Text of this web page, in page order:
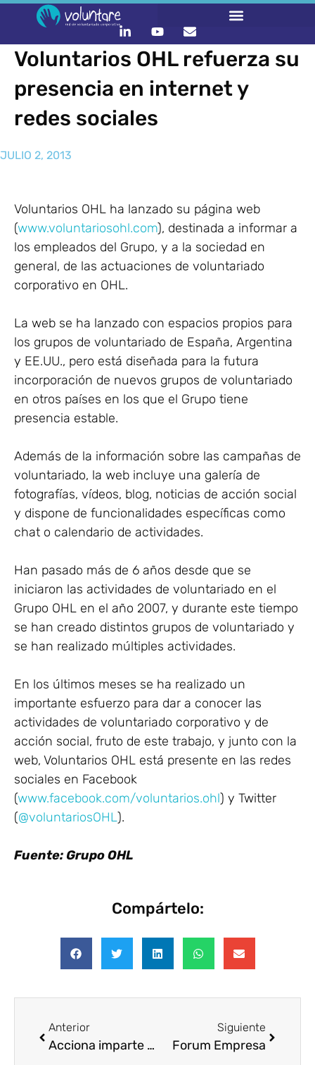
Voluntarios OHL refuerza su
presencia en internet y
redes sociales
JULIO 2, 2013
Voluntarios OHL ha lanzado su página web
(www.voluntariosohl.com), destinada a informar a
los empleados del Grupo, y a la sociedad en
general, de las actuaciones de voluntariado
corporativo en OHL.
La web se ha lanzado con espacios propios para
los grupos de voluntariado de España, Argentina
y EE.UU., pero está diseñada para la futura
incorporación de nuevos grupos de voluntariado
en otros países en los que el Grupo tiene
presencia estable.
Además de la información sobre las campañas de
voluntariado, la web incluye una galería de
fotografías, vídeos, blog, noticias de acción social
y dispone de funcionalidades específicas como
chat o calendario de actividades.
Han pasado más de 6 años desde que se
iniciaron las actividades de voluntariado en el
Grupo OHL en el año 2007, y durante este tiempo
se han creado distintos grupos de voluntariado y
se han realizado múltiples actividades.
En los últimos meses se ha realizado un
importante esfuerzo para dar a conocer las
actividades de voluntariado corporativo y de
acción social, fruto de este trabajo, y junto con la
web, Voluntarios OHL está presente en las redes
sociales en Facebook
(www.facebook.com/voluntarios.ohl) y Twitter
(@voluntariosOHL).
Fuente: Grupo OHL
Compártelo:
Anterior
Acciona imparte talleres de sostenibilidad a alumnos de Primaria
Siguiente
Forum Empresa